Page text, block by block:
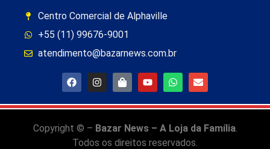
Centro Comercial de Alphaville
+55 (11) 99676-9001
atendimento@bazarnews.com.br
Copyright © – Bazar News – A Loja da Família.
Todos os direitos reservados.